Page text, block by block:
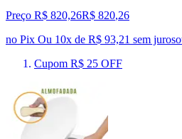
Preço R$ 820,26R$ 820,26
no Pix Ou 10x de R$ 93,21 sem juros
Cupom R$ 25 OFF